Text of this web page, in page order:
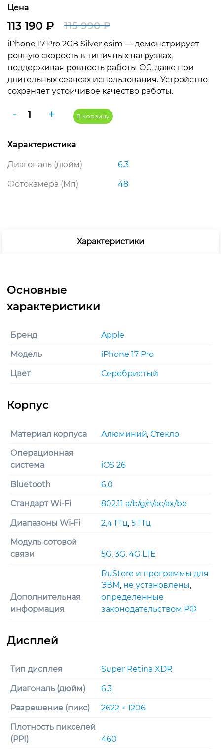
Цена
115 990₽
цена
составляла
115
990 ₽.
113 190 ₽
цена:
113
190 ₽.
iPhone 17 Pro 2GB Silver esim — демонстрирует
ровную скорость в типичных нагрузках,
поддерживая ровность работы ОС, даже при
длительных сеансах использования. Устройство
сохраняет устойчивое качество работы.
-
Количество
iPhone
Pro
512GB
+ В корзину
Характеристика
Диагональ (дюйм) 6.3
Фотокамера (Мп) 48
Характеристики
Бренд Apple
Модель iPhone 17 Pro
Цвет Серебристый
Материал корпуса Алюминий, Стекло
Операционная
система
iOS 26
Bluetooth 6.0
Стандарт Wi-Fi 802.11 a/b/g/n/ac/ax/be
Диапазоны Wi-Fi 2,4 ГГц, 5 ГГц
Модуль сотовой
связи
5G, 3G, 4G LTE
Дополнительная
информация
RuStore и программы для
ЭВМ, не установлены,
определенные
законодательством РФ
Тип дисплея Super Retina XDR
Диагональ (дюйм) 6.3
Разрешение (пикс) 2622 × 1206
Плотность пикселей
(PPI)
460